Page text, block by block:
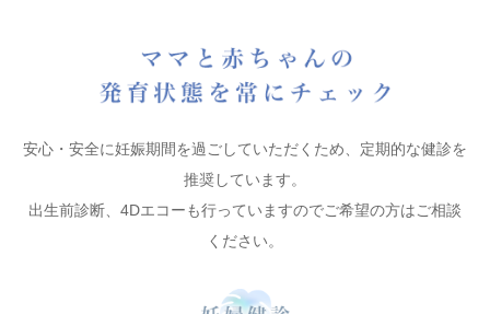
安心・安全に妊娠期間を過ごしていただくため、定期的な健診を
推奨しています。
出生前診断、4Dエコーも行っていますのでご希望の方はご相談
ください。